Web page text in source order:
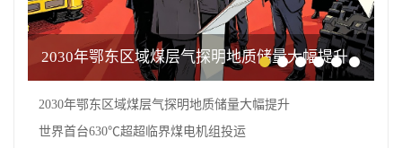
2030年鄂东区域煤层气探明地质储量大幅提升
2030年鄂东区域煤层气探明地质储量大幅提升
世界首台630℃超超临界煤电机组投运